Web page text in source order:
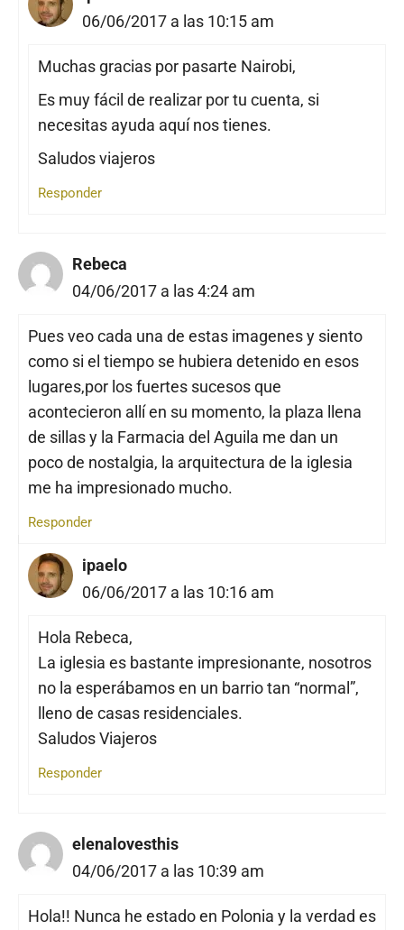
06/06/2017 a las 10:15 am
Muchas gracias por pasarte Nairobi,
Es muy fácil de realizar por tu cuenta, si
necesitas ayuda aquí nos tienes.
Saludos viajeros
Responder
Rebeca
04/06/2017 a las 4:24 am
Pues veo cada una de estas imagenes y siento
como si el tiempo se hubiera detenido en esos
lugares,por los fuertes sucesos que
acontecieron allí en su momento, la plaza llena
de sillas y la Farmacia del Aguila me dan un
poco de nostalgia, la arquitectura de la iglesia
me ha impresionado mucho.
Responder
ipaelo
06/06/2017 a las 10:16 am
Hola Rebeca,
La iglesia es bastante impresionante, nosotros
no la esperábamos en un barrio tan “normal”,
lleno de casas residenciales.
Saludos Viajeros
Responder
elenalovesthis
04/06/2017 a las 10:39 am
Hola!! Nunca he estado en Polonia y la verdad es